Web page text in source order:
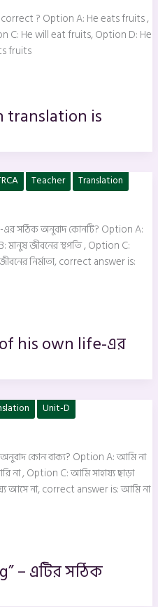
? Option A: He eats fruits ,
C: He will eat fruits, Option D: He
fruits
translation is
Teacher
Translation
সঠিক অনুবাদ কোনটি? Option A:
মানুষ জীবনের স্থপতি , Option C:
নির্মাতা, correct answer is:
his own life-এর
Unit-D
কোন বাক্য? Option A: আমি না
না , Option C: আমি সাহায্য ছাড়া
আসে না, correct answer is: আমি না
– এটির সঠিক